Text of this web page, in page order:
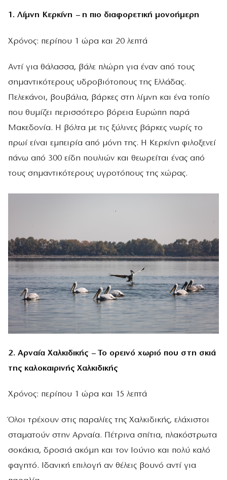
1. Λίμνη Κερκίνη – η πιο διαφορετική μονοήμερη
Χρόνος: περίπου 1 ώρα και 20 λεπτά
Αντί για θάλασσα, βάλε πλώρη για έναν από τους
σημαντικότερους υδροβιότοπους της Ελλάδας.
Πελεκάνοι, βουβάλια, βάρκες στη λίμνη και ένα τοπίο
που θυμίζει περισσότερο βόρεια Ευρώπη παρά
Μακεδονία. Η βόλτα με τις ξύλινες βάρκες νωρίς το
πρωί είναι εμπειρία από μόνη της. Η Κερκίνη φιλοξενεί
πάνω από 300 είδη πουλιών και θεωρείται ένας από
τους σημαντικότερους υγροτόπους της χώρας.
2. Αρναία Χαλκιδικής – Το ορεινό χωριό που στη σκιά
της καλοκαιρινής Χαλκιδικής
Χρόνος: περίπου 1 ώρα και 15 λεπτά
Όλοι τρέχουν στις παραλίες της Χαλκιδικής, ελάχιστοι
σταματούν στην Αρναία. Πέτρινα σπίτια, πλακόστρωτα
σοκάκια, δροσιά ακόμη και τον Ιούνιο και πολύ καλό
φαγητό. Ιδανική επιλογή αν θέλεις βουνό αντί για